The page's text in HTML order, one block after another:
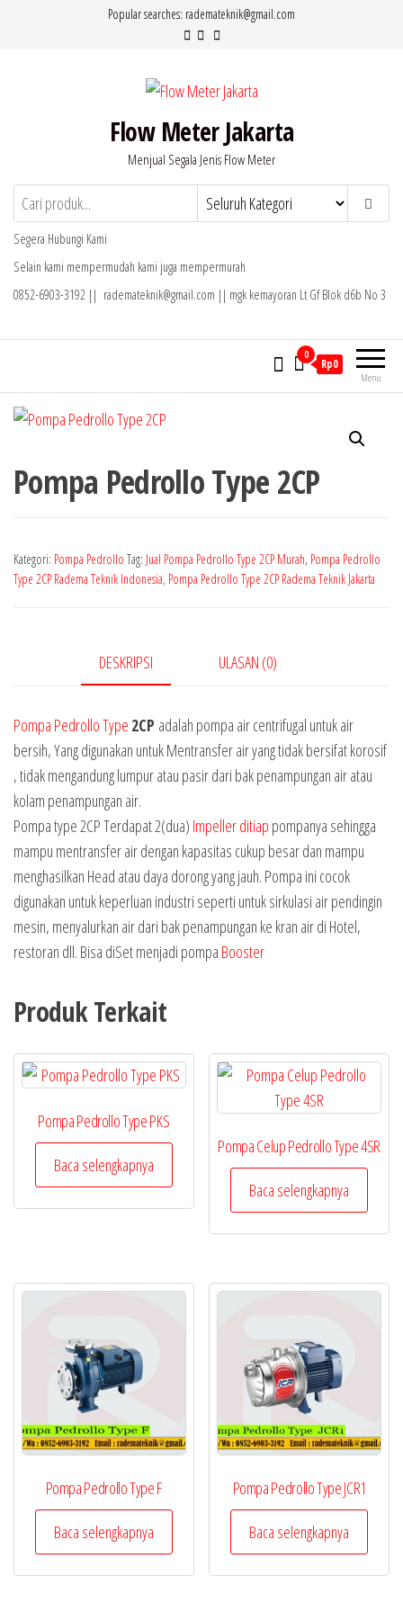
Popular searches: rademateknik@gmail.com
Flow Meter Jakarta
Menjual Segala Jenis Flow Meter
Segera Hubungi Kami
Selain kami mempermudah kami juga mempermurah
0852-6903-3192 || rademateknik@gmail.com || mgk kemayoran Lt Gf Blok d6b No 3
Menu
0
Rp0
Pompa Pedrollo Type 2CP
Kategori: Pompa Pedrollo Tag: Jual Pompa Pedrollo Type 2CP Murah, Pompa Pedrollo
Type 2CP Radema Teknik Indonesia, Pompa Pedrollo Type 2CP Radema Teknik Jakarta
DESKRIPSI ULASAN (0)
Pompa Pedrollo Type 2CP adalah pompa air centrifugal untuk air
bersih, Yang digunakan untuk Mentransfer air yang tidak bersifat korosif
, tidak mengandung lumpur atau pasir dari bak penampungan air atau
kolam penampungan air.
Pompa type 2CP Terdapat 2(dua) Impeller ditiap pompanya sehingga
mampu mentransfer air dengan kapasitas cukup besar dan mampu
menghasilkan Head atau daya dorong yang jauh. Pompa ini cocok
digunakan untuk keperluan industri seperti untuk sirkulasi air pendingin
mesin, menyalurkan air dari bak penampungan ke kran air di Hotel,
restoran dll. Bisa diSet menjadi pompa Booster
Produk Terkait
Pompa Pedrollo Type PKS
Baca selengkapnya
Pompa Celup Pedrollo Type 4SR
Baca selengkapnya
Pompa Pedrollo Type F
Baca selengkapnya
Pompa Pedrollo Type JCR1
Baca selengkapnya